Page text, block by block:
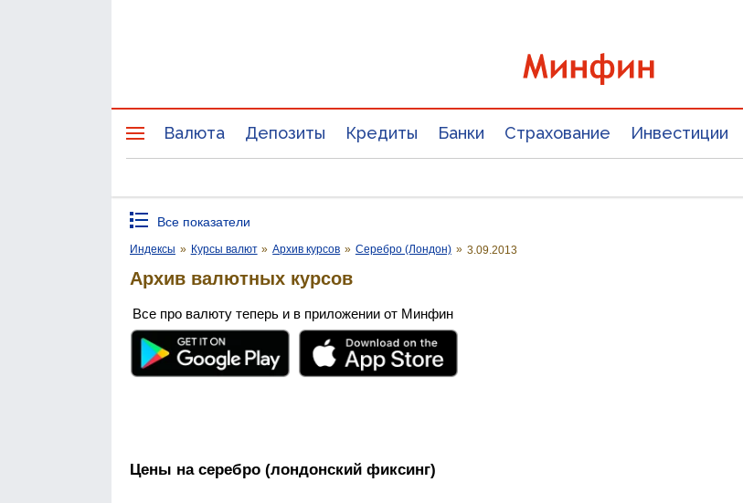
Валюта Депозиты Кредиты Банки Страхование Инвестиции
Все показатели
Индексы » Курсы валют » Архив курсов » Серебро (Лондон) » 3.09.2013
Архив валютных курсов
Все про валюту теперь и в приложении от Минфин
Цены на серебро (лондонский фиксинг)